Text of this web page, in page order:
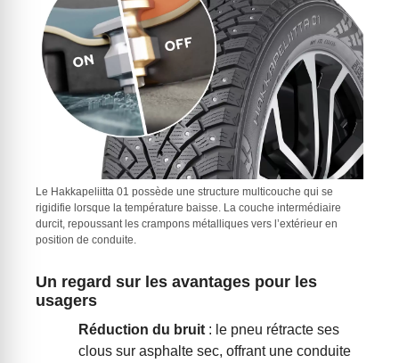
Le Hakkapeliitta 01 possède une structure multicouche qui se
rigidifie lorsque la température baisse. La couche intermédiaire
durcit, repoussant les crampons métalliques vers l’extérieur en
position de conduite.
Un regard sur les avantages pour les
usagers
Réduction du bruit : le pneu rétracte ses
clous sur asphalte sec, offrant une conduite